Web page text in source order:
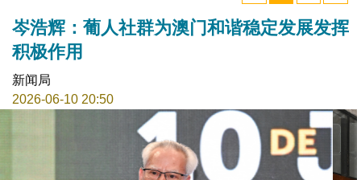
岑浩辉：葡人社群为澳门和谐稳定发展发挥
积极作用
新闻局
2026-06-10 20:50